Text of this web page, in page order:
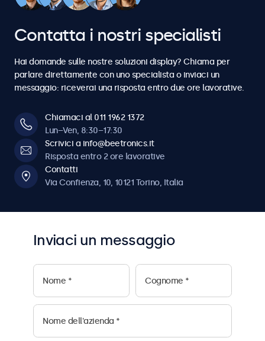
7
8
9
0
7
8
9
0
7
8
9
0
7
8
9
0
7
8
9
0
5
6
7
8
9
0
5
6
7
8
9
0
5
6
7
8
9
0
5
6
7
8
9
0
5
6
7
8
9
0
5
6
7
8
9
0
5
6
7
8
9
0
4
5
6
7
8
9
4
5
6
7
8
9
0
Contatta i nostri specialisti
Hai domande sulle nostre soluzioni display? Chiama per
parlare direttamente con uno specialista o inviaci un
messaggio: riceverai una risposta entro due ore lavorative.
Chiamaci al 011 1962 1372
Lun–Ven, 8:30–17:30
Scrivici a info@beetronics.it
Risposta entro 2 ore lavorative
Contatti
Via Confienza, 10, 10121 Torino, Italia
Inviaci un messaggio